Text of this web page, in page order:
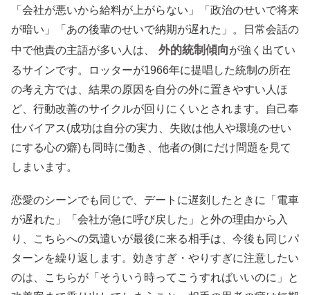
「会社が悪いから給料が上がらない」「政治のせいで将来
が暗い」「あの後輩のせいで納期が遅れた」。日常会話の
中で他責の主語が多い人は、
外的統制傾向が強く出てい
るサインです。ロッターが1966年に提唱した統制の所在
の考え方では、結果の原因を自分の外に置きやすい人ほ
ど、行動改善のサイクルが回りにくいとされます。自己奉
仕バイアス(成功は自分の実力、失敗は他人や環境のせい
にする心の癖)も同時に働き、他者の側にだけ問題を見て
しまいます。
恋愛のシーンでも同じで、デートに遅刻したときに「電車
が遅れた」「会社が急に呼び戻した」と外の理由から入
り、こちらへの気遣いが最後に来る相手は、今後も同じパ
ターンを繰り返します。効きすぎ・やりすぎに注意したい
のは、こちらが「そういう時ってこうすればいいのに」と